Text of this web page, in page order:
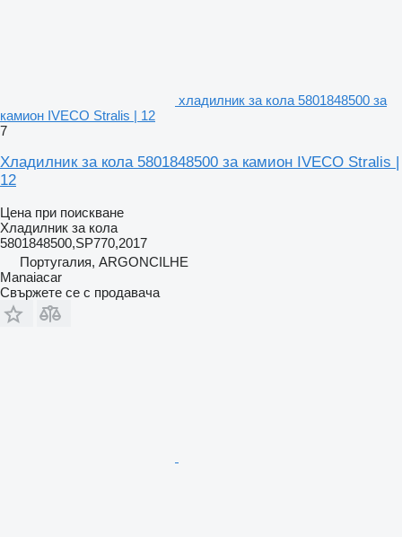
хладилник за кола 5801848500 за
камион IVECO Stralis | 12
7
Хладилник за кола 5801848500 за камион IVECO Stralis |
12
Цена при поискване
Хладилник за кола
5801848500,SP770,2017
Португалия, ARGONCILHE
Manaiacar
Свържете се с продавача